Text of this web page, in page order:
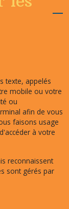
texte, appelés
mobile ou votre
ou
afin de vous
faisons usage
à votre
reconnaissent
sont gérés par